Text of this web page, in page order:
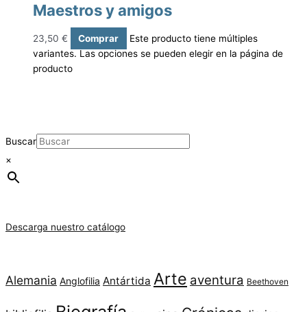
Buscar
×
Descarga nuestro catálogo
Alemania Anglofilia Antártida Arte aventura Beethoven
Maestros y amigos
23,50 € Comprar
Este producto tiene múltiples
variantes. Las opciones se pueden elegir en la página de
producto